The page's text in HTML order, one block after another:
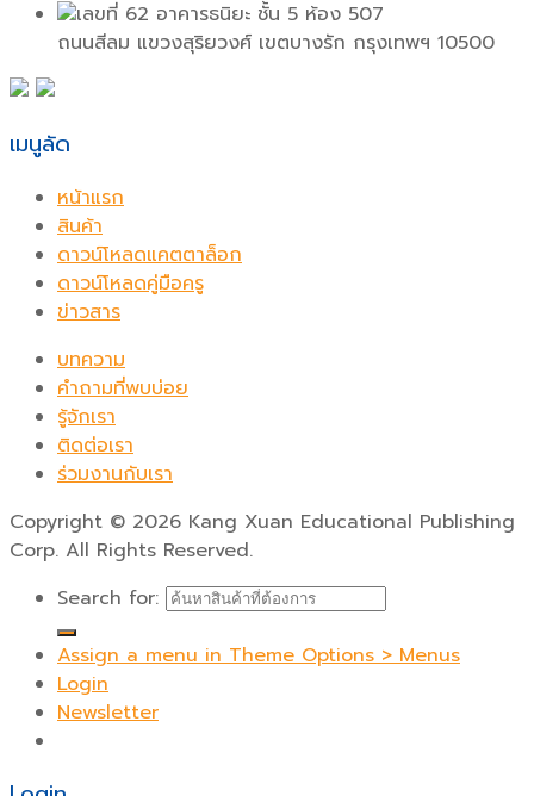
เลขที่ 62 อาคารธนิยะ ชั้น 5 ห้อง 507
ถนนสีลม แขวงสุริยวงศ์ เขตบางรัก กรุงเทพฯ 10500
เมนูลัด
หน้าแรก
สินค้า
ดาวน์โหลดแคตตาล็อก
ดาวน์โหลดคู่มือครู
ข่าวสาร
บทความ
คำถามที่พบบ่อย
รู้จักเรา
ติดต่อเรา
ร่วมงานกับเรา
Copyright © 2026 Kang Xuan Educational Publishing
Corp. All Rights Reserved.
Search for:
Assign a menu in Theme Options > Menus
Login
Newsletter